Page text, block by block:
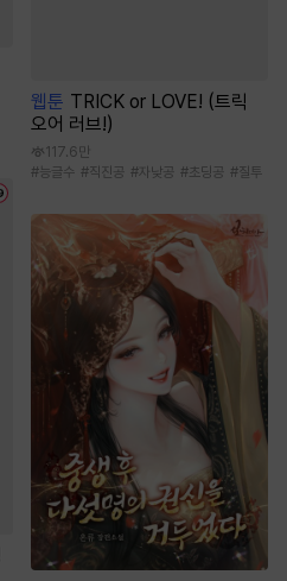
웹툰 TRICK or LOVE! (트릭
오어 러브!)
117.6만
#능글수 #직진공 #자낮공 #초딩공 #질투